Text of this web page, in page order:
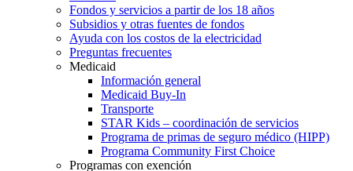
Fondos y servicios a partir de los 18 años
Subsidios y otras fuentes de fondos
Ayuda con los costos de la electricidad
Preguntas frecuentes
Medicaid
Información general
Medicaid Buy-In
Transporte
STAR Kids – coordinación de servicios
Programa de primas de seguro médico (HIPP)
Programa Community First Choice
Programas con exención